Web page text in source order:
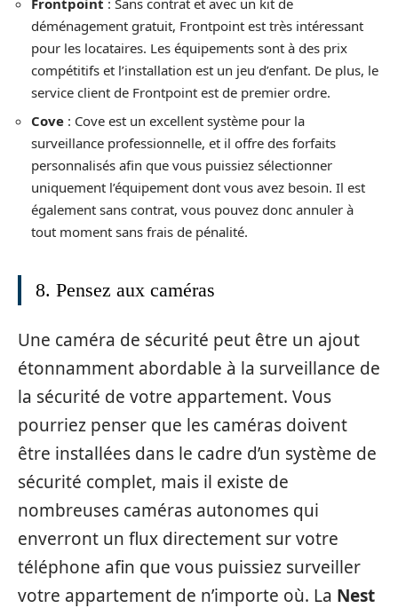
déménagement gratuit, Frontpoint est très intéressant
pour les locataires. Les équipements sont à des prix
compétitifs et l’installation est un jeu d’enfant. De plus, le
service client de Frontpoint est de premier ordre.
Cove : Cove est un excellent système pour la
surveillance professionnelle, et il offre des forfaits
personnalisés afin que vous puissiez sélectionner
uniquement l’équipement dont vous avez besoin. Il est
également sans contrat, vous pouvez donc annuler à
tout moment sans frais de pénalité.
8. Pensez aux caméras
Une caméra de sécurité peut être un ajout
étonnamment abordable à la surveillance de
la sécurité de votre appartement. Vous
pourriez penser que les caméras doivent
être installées dans le cadre d’un système de
sécurité complet, mais il existe de
nombreuses caméras autonomes qui
enverront un flux directement sur votre
téléphone afin que vous puissiez surveiller
votre appartement de n’importe où. La Nest